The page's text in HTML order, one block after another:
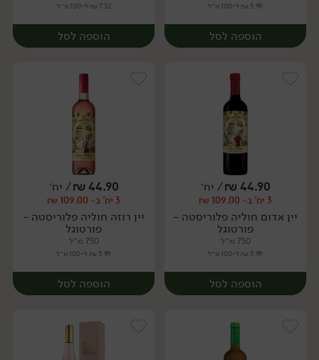
5.99 ₪ ל-100 מ״ל
הוספה לסל
יח׳
7.32 ₪ ל-100 מ״ל
הוספה לסל
יח׳
44.90
₪/ יח׳
3 יח' ב- 109.00 ₪
יין אדום חוליה פלוריסטה -
פורטוגל
750 מ״ל
5.99 ₪ ל-100 מ״ל
הוספה לסל
44.90
₪/ יח׳
3 יח' ב- 109.00 ₪
יין רוזה חוליה פלוריסטה -
פורטוגל
750 מ״ל
5.99 ₪ ל-100 מ״ל
הוספה לסל